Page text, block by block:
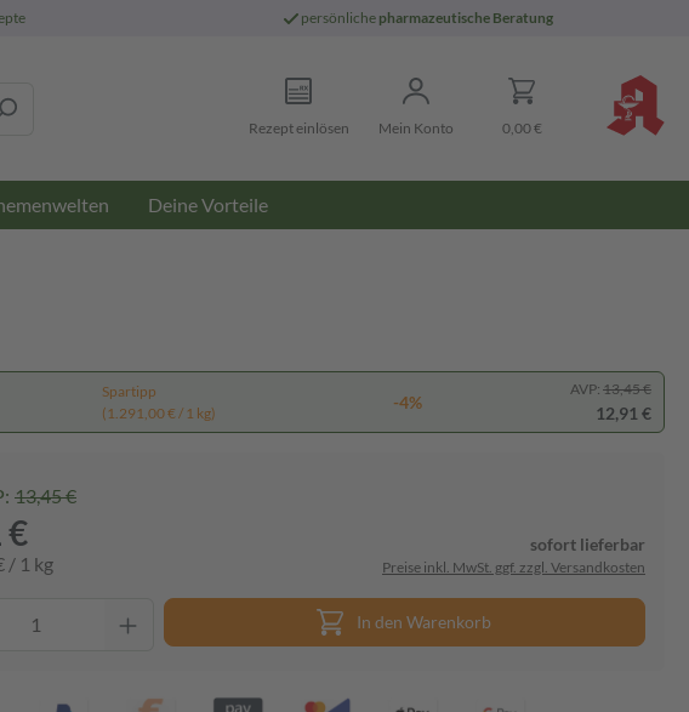
persönliche pharmazeutische Beratung
Rezept einlösen Mein Konto 0,00 €
Deine Vorteile
Spartipp
(1.291,00 € / 1 kg)
-4%
AVP: 13,45 €
12,91 €
13,45 €
€
/ 1 kg
sofort lieferbar
Preise inkl. MwSt. ggf. zzgl. Versandkosten
In den Warenkorb